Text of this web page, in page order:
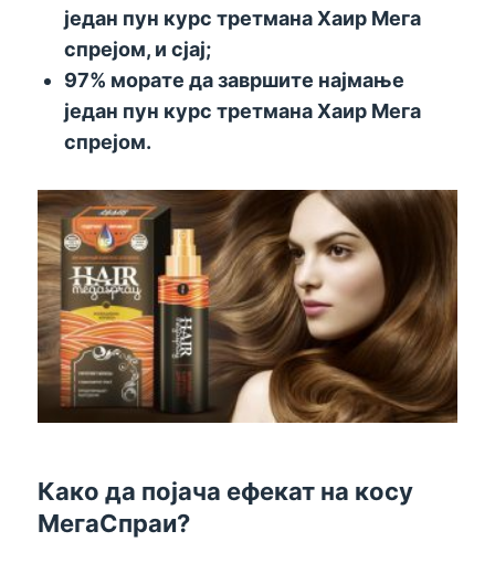
један пун курс третмана Хаир Мега
спрејом, и сјај;
97% морате да завршите најмање
један пун курс третмана Хаир Мега
спрејом.
Како да појача ефекат на косу
МегаСпраи?